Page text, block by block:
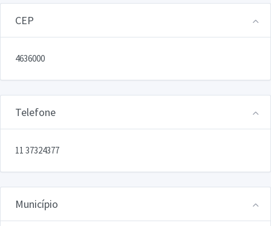
CEP
4636000
Telefone
11 37324377
Município